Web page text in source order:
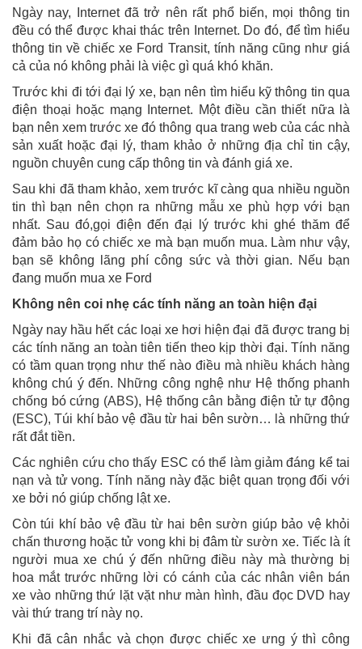
Ngày nay, Internet đã trở nên rất phổ biến, mọi thông tin
đều có thể được khai thác trên Internet. Do đó, để tìm hiểu
thông tin về chiếc xe Ford Transit, tính năng cũng như giá
cả của nó không phải là việc gì quá khó khăn.
Trước khi đi tới đại lý xe, bạn nên tìm hiểu kỹ thông tin qua
điện thoại hoặc mạng Internet. Một điều cần thiết nữa là
bạn nên xem trước xe đó thông qua trang web của các nhà
sản xuất hoặc đại lý, tham khảo ở những địa chỉ tin cậy,
nguồn chuyên cung cấp thông tin và đánh giá xe.
Sau khi đã tham khảo, xem trước kĩ càng qua nhiều nguồn
tin thì bạn nên chọn ra những mẫu xe phù hợp với bạn
nhất. Sau đó,gọi điện đến đại lý trước khi ghé thăm để
đảm bảo họ có chiếc xe mà bạn muốn mua. Làm như vậy,
bạn sẽ không lãng phí công sức và thời gian. Nếu bạn
đang muốn mua xe Ford
Không nên coi nhẹ các tính năng an toàn hiện đại
Ngày nay hầu hết các loại xe hơi hiện đại đã được trang bị
các tính năng an toàn tiên tiến theo kịp thời đại. Tính năng
có tầm quan trọng như thế nào điều mà nhiều khách hàng
không chú ý đến. Những công nghệ như Hệ thống phanh
chống bó cứng (ABS), Hệ thống cân bằng điện tử tự động
(ESC), Túi khí bảo vệ đầu từ hai bên sườn… là những thứ
rất đắt tiền.
Các nghiên cứu cho thấy ESC có thể làm giảm đáng kể tai
nạn và tử vong. Tính năng này đặc biệt quan trọng đối với
xe bởi nó giúp chống lật xe.
Còn túi khí bảo vệ đầu từ hai bên sườn giúp bảo vệ khỏi
chấn thương hoặc tử vong khi bị đâm từ sườn xe. Tiếc là ít
người mua xe chú ý đến những điều này mà thường bị
hoa mắt trước những lời có cánh của các nhân viên bán
xe vào những thứ lặt vặt như màn hình, đầu đọc DVD hay
vài thứ trang trí này nọ.
Khi đã cân nhắc và chọn được chiếc xe ưng ý thì công